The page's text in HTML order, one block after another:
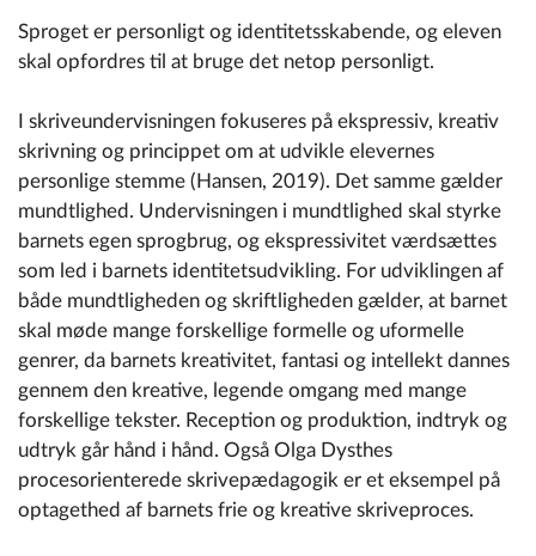
Sproget er personligt og identitetsskabende, og eleven
skal opfordres til at bruge det netop personligt.
I skriveundervisningen fokuseres på ekspressiv, kreativ
skrivning og princippet om at udvikle elevernes
personlige stemme (Hansen, 2019). Det samme gælder
mundtlighed. Undervisningen i mundtlighed skal styrke
barnets egen sprogbrug, og ekspressivitet værdsættes
som led i barnets identitetsudvikling. For udviklingen af
både mundtligheden og skriftligheden gælder, at barnet
skal møde mange forskellige formelle og uformelle
genrer, da barnets kreativitet, fantasi og intellekt dannes
gennem den kreative, legende omgang med mange
forskellige tekster. Reception og produktion, indtryk og
udtryk går hånd i hånd. Også Olga Dysthes
procesorienterede skrivepædagogik er et eksempel på
optagethed af barnets frie og kreative skriveproces.